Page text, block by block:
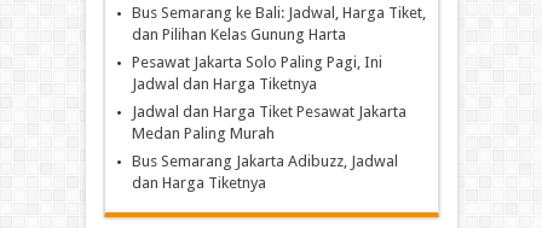
Bus Semarang ke Bali: Jadwal, Harga Tiket,
dan Pilihan Kelas Gunung Harta
Pesawat Jakarta Solo Paling Pagi, Ini
Jadwal dan Harga Tiketnya
Jadwal dan Harga Tiket Pesawat Jakarta
Medan Paling Murah
Bus Semarang Jakarta Adibuzz, Jadwal
dan Harga Tiketnya